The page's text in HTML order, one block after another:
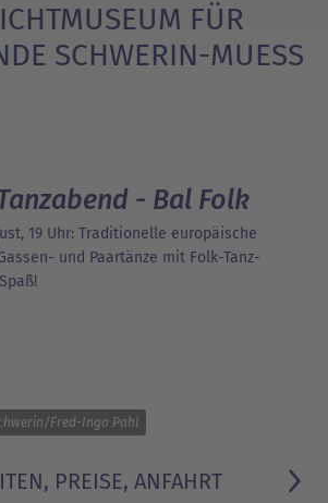
FÜR
SCHWERIN-MUESS
- Bal Folk
19 Uhr: Traditionelle europäische
und Paartänze mit Folk-Tanz-
Fred-Ingo Pahl
PREISE, ANFAHRT